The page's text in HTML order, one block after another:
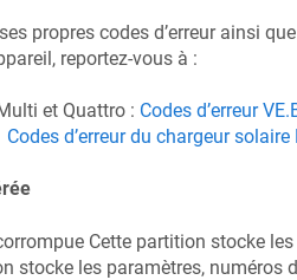
propres codes d’erreur ainsi
reportez-vous à :
et Quattro : Codes d’erreur
Codes d’erreur du chargeur solaire
Cette partition stocke
stocke les paramètres, numéros